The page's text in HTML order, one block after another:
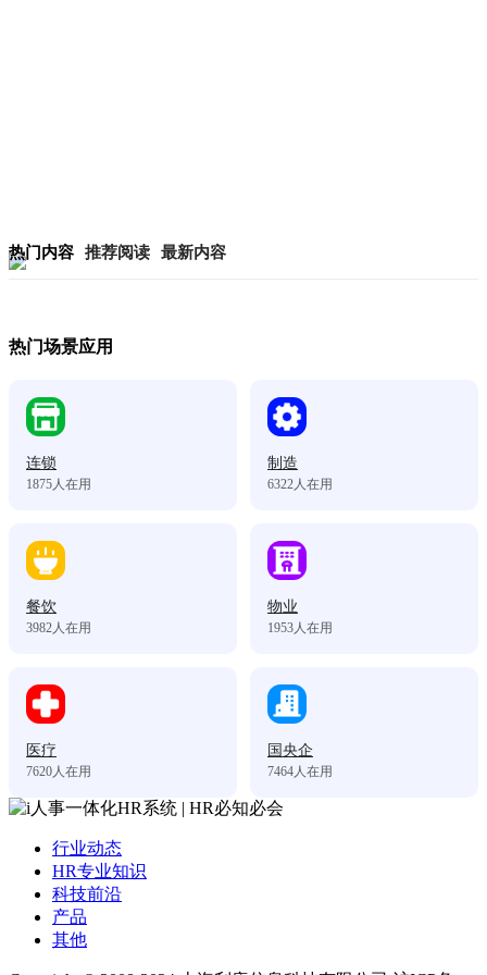
热门内容 推荐阅读 最新内容
热门场景应用
连锁
1875人在用
制造
6322人在用
餐饮
3982人在用
物业
1953人在用
医疗
7620人在用
国央企
7464人在用
行业动态
HR专业知识
科技前沿
产品
其他